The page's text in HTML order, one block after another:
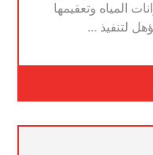
المياه وتعقيمها
لتنفيذ ...